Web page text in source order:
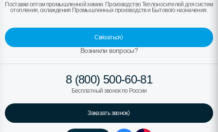
Поставки оптом промышленной химии. Производство Теплоносителей для систем
отопления, охлаждения Промышленных производств и Бытового назначения.
Связаться
Возникли вопросы?
8 (800) 500-60-81
Бесплатный звонок по России
Заказать звонок